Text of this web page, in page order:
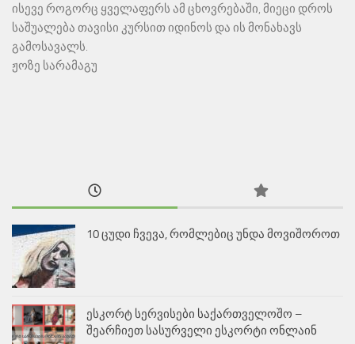
ისევე როგორც ყველაფერს ამ ცხოვრებაში, მიეცი დროს
საშუალება თავისი კურსით იდინოს და ის მონახავს
გამოსავალს.
ჟოზე სარამაგუ
10 ცუდი ჩვევა, რომლებიც უნდა მოვიშოროთ
ესკორტ სერვისები საქართველოშო –
შეარჩიეთ სასურველი ესკორტი ონლაინ